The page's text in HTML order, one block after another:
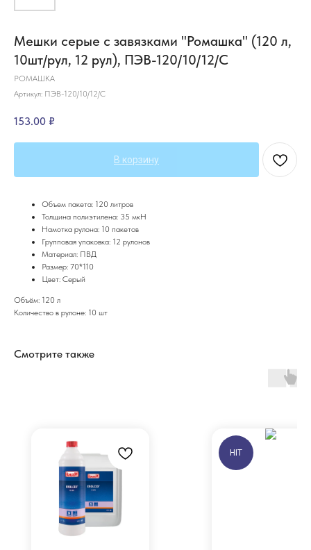
Мешки серые с завязками "Ромашка" (120 л,
10шт/рул, 12 рул), ПЭВ-120/10/12/С
РОМАШКА
Артикул: ПЭВ-120/10/12/С
153.00 ₽
В корзину
Объем пакета: 120 литров
Толщина полиэтилена: 35 мкH
Намотка рулона: 10 пакетов
Групповая упаковка: 12 рулонов
Материал: ПВД
Размер: 70*110
Цвет: Серый
Объём: 120 л
Количество в рулоне: 10 шт
Смотрите также
HIT